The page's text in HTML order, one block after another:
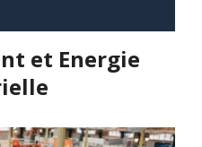
et Energie